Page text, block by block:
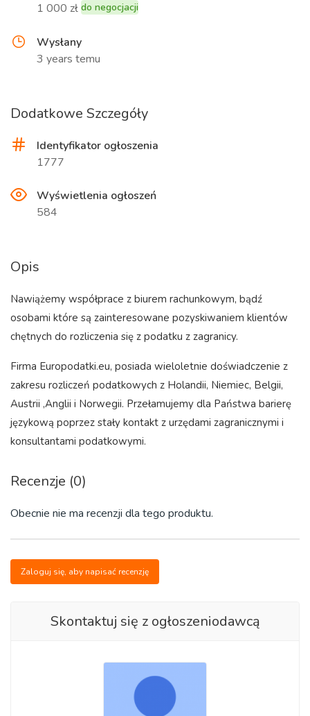
1 000 zł do negocjacji
Wysłany
3 years temu
Dodatkowe Szczegóły
Identyfikator ogłoszenia
1777
Wyświetlenia ogłoszeń
584
Opis
Nawiążemy współprace z biurem rachunkowym, bądź
osobami które są zainteresowane pozyskiwaniem klientów
chętnych do rozliczenia się z podatku z zagranicy.
Firma Europodatki.eu, posiada wieloletnie doświadczenie z
zakresu rozliczeń podatkowych z Holandii, Niemiec, Belgii,
Austrii ,Anglii i Norwegii. Przełamujemy dla Państwa barierę
językową poprzez stały kontakt z urzędami zagranicznymi i
konsultantami podatkowymi.
Recenzje (0)
Obecnie nie ma recenzji dla tego produktu.
Zaloguj się, aby napisać recenzję
Skontaktuj się z ogłoszeniodawcą